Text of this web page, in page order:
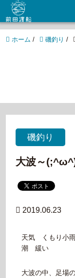
ホーム / 磯釣り /
磯釣り
大波～
2019.06.23
天気 くもり
潮 緩い
大波の中、足場